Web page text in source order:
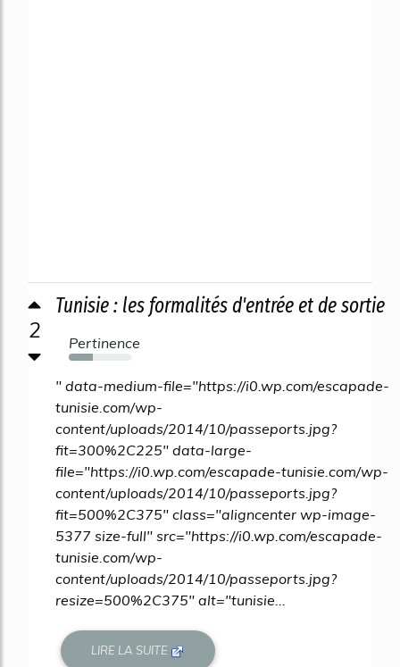
2
Tunisie : les formalités d'entrée et de sortie
Pertinence
38%
" data-medium-file="https://i0.wp.com/escapade-
tunisie.com/wp-
content/uploads/2014/10/passeports.jpg?
fit=300%2C225" data-large-
file="https://i0.wp.com/escapade-tunisie.com/wp-
content/uploads/2014/10/passeports.jpg?
fit=500%2C375" class="aligncenter wp-image-
5377 size-full" src="https://i0.wp.com/escapade-
tunisie.com/wp-
content/uploads/2014/10/passeports.jpg?
resize=500%2C375" alt="tunisie...
LIRE LA SUITE